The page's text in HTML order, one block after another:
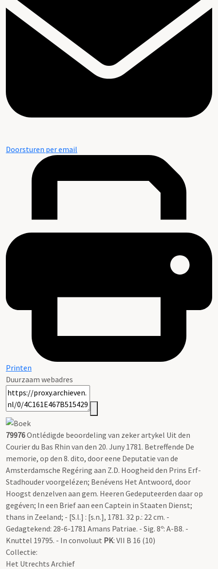
Doorsturen per email
Printen
Duurzaam webadres
79976Ontlédigde beoordeling van zeker artykel Uit den
Courier du Bas Rhin van den 20. Juny 1781. Betreffende De
memorie, op den 8. dito, door eene Deputatie van de
Amsterdamsche Regéring aan Z.D. Hoogheid den Prins Erf-
Stadhouder voorgelézen; Benévens Het Antwoord, door
Hoogst denzelven aan gem. Heeren Gedeputeerden daar op
gegéven; In een Brief aan een Captein in Staaten Dienst;
thans in Zeeland; - [S.l.] : [s.n.], 1781. 32 p.: 22 cm. -
Gedagtekend: 28-6-1781 Amans Patriae. - Sig. 8º: A-B8. -
Knuttel 19795. - In convoluut PK: VII B 16 (10)
Collectie:
Het Utrechts Archief